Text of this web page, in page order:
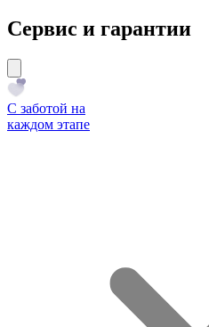
Сервис и гарантии
С заботой на
каждом этапе